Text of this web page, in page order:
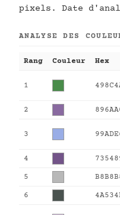
pixels. Date
ANALYSE DES
Rang Couleur Hex
1
2
3
4
5
6